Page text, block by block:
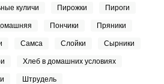
куличи Пирожки Пироги
Пончики Пряники
Самса Слойки Сырники
Хлеб в домашних условиях
Штрудель
ШАГ
2 ИЗ 4